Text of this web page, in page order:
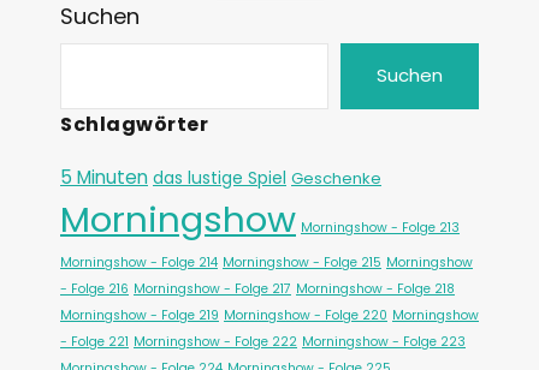
Suchen
Suchen
Schlagwörter
5 Minuten das lustige Spiel Geschenke
Morningshow Morningshow - Folge 213
Morningshow - Folge 214 Morningshow - Folge 215 Morningshow
- Folge 216 Morningshow - Folge 217 Morningshow - Folge 218
Morningshow - Folge 219 Morningshow - Folge 220 Morningshow
- Folge 221 Morningshow - Folge 222 Morningshow - Folge 223